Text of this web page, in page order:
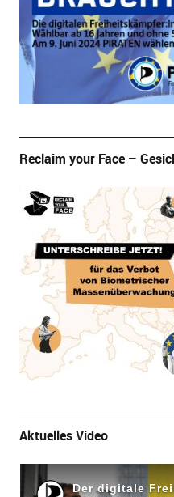
Reclaim your Face –
Aktuelles Video